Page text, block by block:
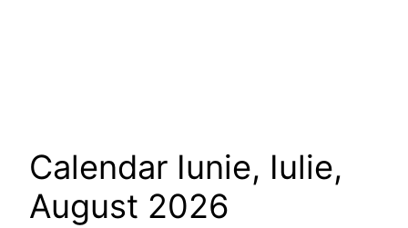
Calendar Iunie, Iulie,
August 2026